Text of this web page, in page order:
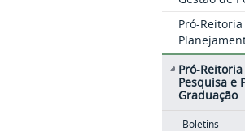
Pró-
Pró-
Pesquisa e
Graduação
Boletins